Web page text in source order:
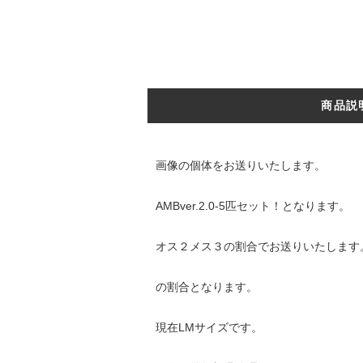
商品説
画像の個体をお送りいたします。
AMBver.2.0-5匹セット！となります。
オス２メス３の割合でお送りいたします
の割合となります。
現在LMサイズです。